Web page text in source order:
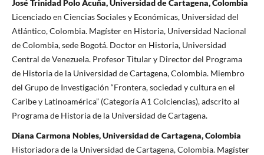
José Trinidad Polo Acuña, Universidad de Cartagena, Colombia
Licenciado en Ciencias Sociales y Económicas, Universidad del
Atlántico, Colombia. Magíster en Historia, Universidad Nacional
de Colombia, sede Bogotá. Doctor en Historia, Universidad
Central de Venezuela. Profesor Titular y Director del Programa
de Historia de la Universidad de Cartagena, Colombia. Miembro
del Grupo de Investigación “Frontera, sociedad y cultura en el
Caribe y Latinoamérica” (Categoría A1 Colciencias), adscrito al
Programa de Historia de la Universidad de Cartagena.
Diana Carmona Nobles, Universidad de Cartagena, Colombia
Historiadora de la Universidad de Cartagena, Colombia. Magíster